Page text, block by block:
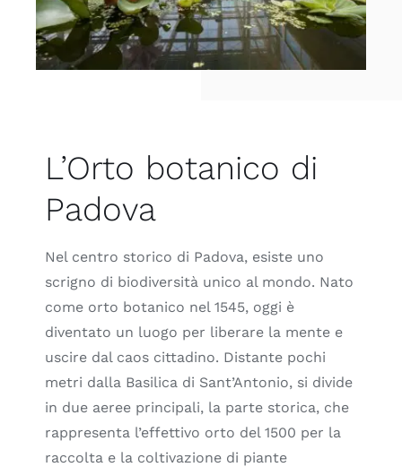
L’Orto botanico di
Padova
Nel centro storico di Padova, esiste uno
scrigno di biodiversità unico al mondo. Nato
come orto botanico nel 1545, oggi è
diventato un luogo per liberare la mente e
uscire dal caos cittadino. Distante pochi
metri dalla Basilica di Sant’Antonio, si divide
in due aeree principali, la parte storica, che
rappresenta l’effettivo orto del 1500 per la
raccolta e la coltivazione di piante